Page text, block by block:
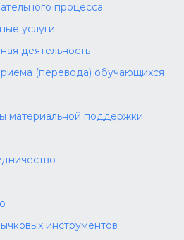
процесса
услуги
деятельность
(перевода) обучающихся
материальной поддержки
инструментов